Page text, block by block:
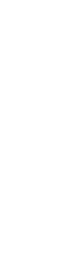
cen: od 30,00 zł do